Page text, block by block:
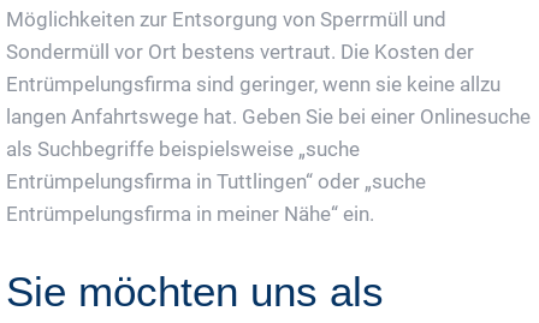
Möglichkeiten zur Entsorgung von Sperrmüll und
Sondermüll vor Ort bestens vertraut. Die Kosten der
Entrümpelungsfirma sind geringer, wenn sie keine allzu
langen Anfahrtswege hat. Geben Sie bei einer Onlinesuche
als Suchbegriffe beispielsweise „suche
Entrümpelungsfirma in Tuttlingen“ oder „suche
Entrümpelungsfirma in meiner Nähe“ ein.
Sie möchten uns als